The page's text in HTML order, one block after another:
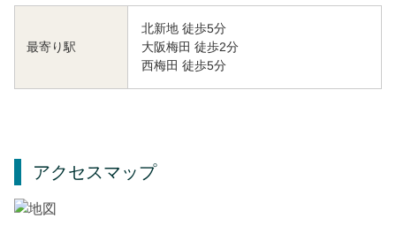
最寄り駅
北新地 徒歩5分
大阪梅田 徒歩2分
西梅田 徒歩5分
アクセスマップ